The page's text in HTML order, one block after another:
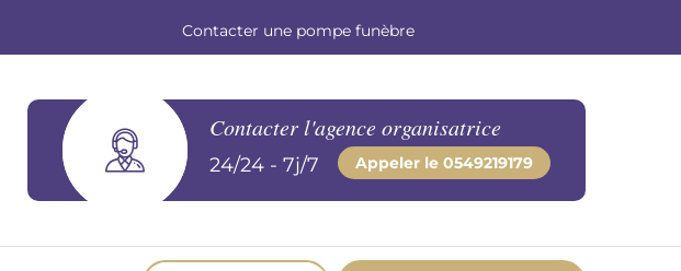
Contacter une pompe funèbre
Contacter l'agence organisatrice
24/24 - 7j/7 Appeler le 0549219179